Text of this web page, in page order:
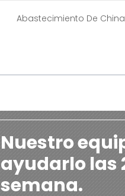
Abastecimiento De China
Nuestro
ayudarlo las
semana.